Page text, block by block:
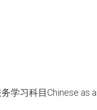
学习科目Chinese as